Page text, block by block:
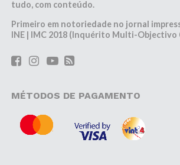
tudo, com conteúdo.
Primeiro em notoriedade no jornal
INE | IMC 2018 (Inquérito Multi-
MÉTODOS DE PAGAMENTO